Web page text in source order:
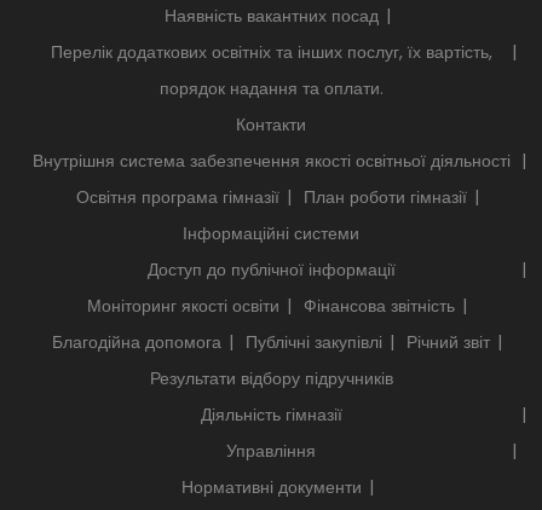
Наявність вакантних посад
Перелік додаткових освітніх та інших послуг, їх вартість,
порядок надання та оплати.
Контакти
Внутрішня система забезпечення якості освітньої діяльності
Освітня програма гімназії
План роботи гімназії
Інформаційні системи
Доступ до публічної інформації
Моніторинг якості освіти
Фінансова звітність
Благодійна допомога
Публічні закупівлі
Річний звіт
Результати відбору підручників
Діяльність гімназії
Управління
Нормативні документи